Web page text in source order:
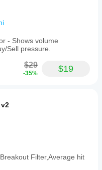
- Shows volume
Sell pressure.
$29
-35% $19
Filter,Average hit